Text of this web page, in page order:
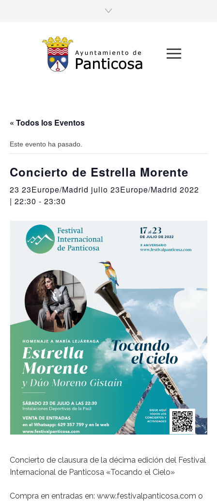
« Todos los Eventos
Este evento ha pasado.
Concierto de Estrella Morente
23 23Europe/Madrid julio 23Europe/Madrid 2022
| 22:30 - 23:30
Concierto de clausura de la décima edición del Festival
Internacional de Panticosa «Tocando el Cielo»
Compra en entradas en: www.festivalpanticosa.com o